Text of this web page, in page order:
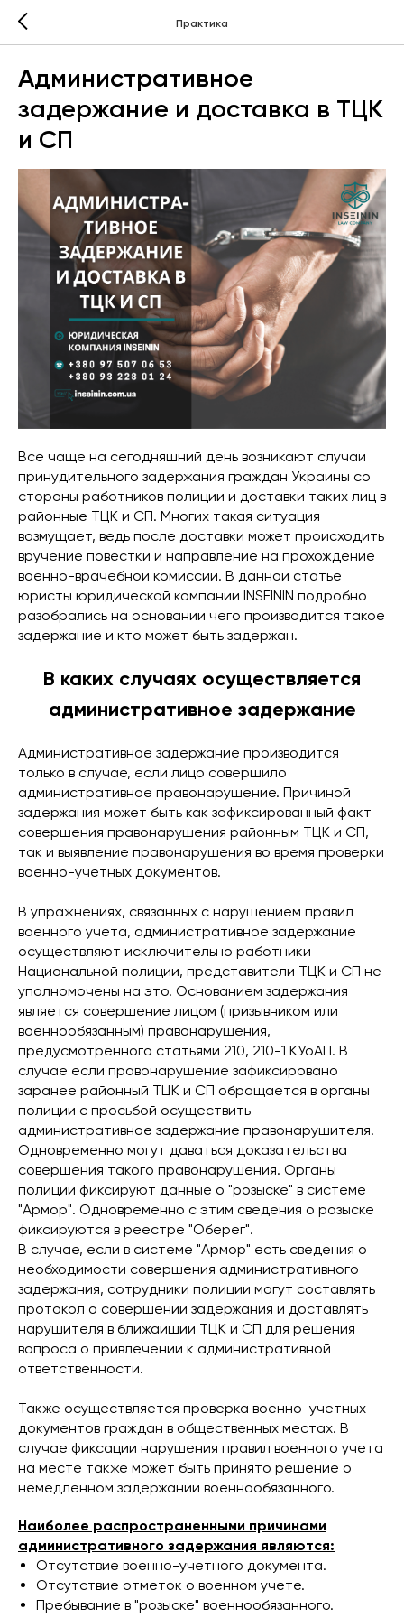
Практика
Административное
задержание и доставка в ТЦК
и СП
Все чаще на сегодняшний день возникают случаи
принудительного задержания граждан Украины со
стороны работников полиции и доставки таких лиц в
районные ТЦК и СП. Многих такая ситуация
возмущает, ведь после доставки может происходить
вручение повестки и направление на прохождение
военно-врачебной комиссии. В данной статье
юристы юридической компании INSEININ подробно
разобрались на основании чего производится такое
задержание и кто может быть задержан.
В каких случаях осуществляется
административное задержание
Административное задержание производится
только в случае, если лицо совершило
административное правонарушение. Причиной
задержания может быть как зафиксированный факт
совершения правонарушения районным ТЦК и СП,
так и выявление правонарушения во время проверки
военно-учетных документов.
В упражнениях, связанных с нарушением правил
военного учета, административное задержание
осуществляют исключительно работники
Национальной полиции, представители ТЦК и СП не
уполномочены на это. Основанием задержания
является совершение лицом (призывником или
военнообязанным) правонарушения,
предусмотренного статьями 210, 210-1 КУоАП. В
случае если правонарушение зафиксировано
заранее районный ТЦК и СП обращается в органы
полиции с просьбой осуществить
административное задержание правонарушителя.
Одновременно могут даваться доказательства
совершения такого правонарушения. Органы
полиции фиксируют данные о "розыске" в системе
"Армор". Одновременно с этим сведения о розыске
фиксируются в реестре "Оберег".
В случае, если в системе "Армор" есть сведения о
необходимости совершения административного
задержания, сотрудники полиции могут составлять
протокол о совершении задержания и доставлять
нарушителя в ближайший ТЦК и СП для решения
вопроса о привлечении к административной
ответственности.
Также осуществляется проверка военно-учетных
документов граждан в общественных местах. В
случае фиксации нарушения правил военного учета
на месте также может быть принято решение о
немедленном задержании военнообязанного.
Наиболее распространенными причинами
административного задержания являются:
Отсутствие военно-учетного документа.
Отсутствие отметок о военном учете.
Пребывание в "розыске" военнообязанного.